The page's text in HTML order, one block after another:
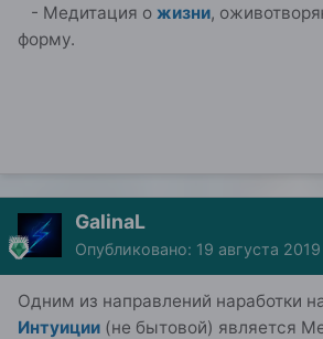
- Медитация о жизни,
форму.
GalinaL
Опубликовано: 19 августа 2019
Одним из направлений наработки
Интуиции (не бытовой) является